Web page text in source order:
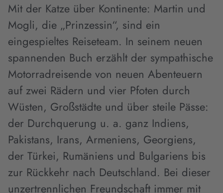
Mit der Katze über Kontinente: Martin und
Mogli, die „Prinzessin“, sind ein
eingespieltes Reiseteam. In seinem neuen
spannenden Buch erzählt der sympathische
Motorradreisende von neuen Abenteuern
auf zwei Rädern und vier Pfoten durch
Wüsten, Großstädte und über steile Pässe:
der Durchquerung u. a. ganz Indiens,
Pakistans, Irans, Armeniens, Georgiens,
der Türkei, Rumäniens und Bulgariens bis
zur Rückkehr nach Deutschland. Bei dieser
unzertrennlichen Freundschaft immer mit